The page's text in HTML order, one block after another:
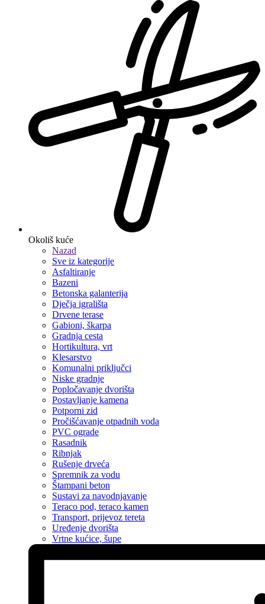
Okoliš kuće
Nazad
Sve iz kategorije
Asfaltiranje
Bazeni
Betonska galanterija
Dječja igrališta
Drvene terase
Gabioni, škarpa
Gradnja cesta
Hortikultura, vrt
Klesarstvo
Komunalni priključci
Niske gradnje
Popločavanje dvorišta
Postavljanje kamena
Potporni zid
Pročišćavanje otpadnih voda
PVC ograde
Rasadnik
Ribnjak
Rušenje drveća
Spremnik za vodu
Štampani beton
Sustavi za navodnjavanje
Teraco pod, teraco kamen
Transport, prijevoz tereta
Uređenje dvorišta
Vrtne kućice, šupe